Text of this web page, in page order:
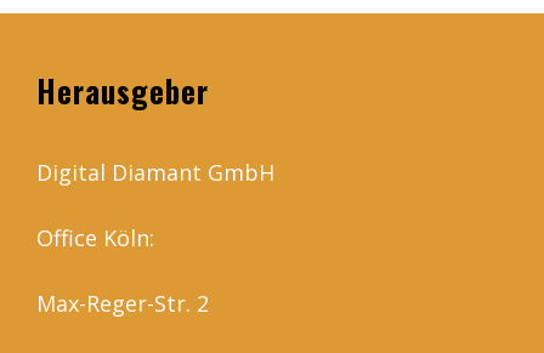
Herausgeber
Digital Diamant GmbH
Office Köln:
Max-Reger-Str. 2